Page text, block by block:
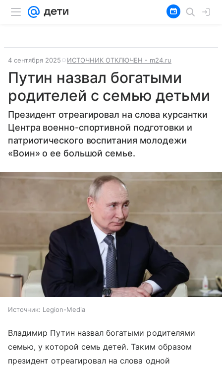
4 сентября 2025 ИСТОЧНИК ОТКЛЮЧЕН - m24.ru
Путин назвал богатыми
родителей с семью детьми
Президент отреагировал на слова курсантки
Центра военно-спортивной подготовки и
патриотического воспитания молодежи
«Воин» о ее большой семье.
Источник: Legion-Media
Владимир Путин назвал богатыми родителями
семью, у которой семь детей. Таким образом
президент отреагировал на слова одной